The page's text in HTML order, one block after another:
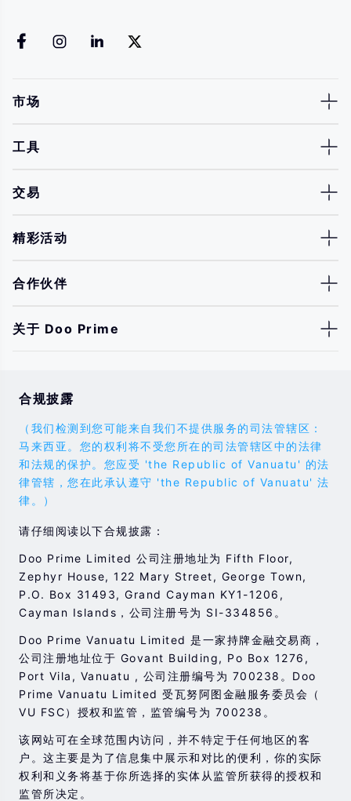
市场
工具
交易
精彩活动
合作伙伴
关于 Doo Prime
合规披露
（我们检测到您可能来自我们不提供服务的司法管辖区：
马来西亚。您的权利将不受您所在的司法管辖区中的法律
和法规的保护。您应受 'the Republic of Vanuatu' 的法
律管辖，您在此承认遵守 'the Republic of Vanuatu' 法
律。）
请仔细阅读以下合规披露：
Doo Prime Limited 公司注册地址为 Fifth Floor,
Zephyr House, 122 Mary Street, George Town,
P.O. Box 31493, Grand Cayman KY1-1206,
Cayman Islands，公司注册号为 SI-334856。
Doo Prime Vanuatu Limited 是一家持牌金融交易商，
公司注册地址位于 Govant Building, Po Box 1276,
Port Vila, Vanuatu , 公司注册编号为 700238。Doo
Prime Vanuatu Limited 受瓦努阿图金融服务委员会（
VU FSC）授权和监管，监管编号为 700238。
该网站可在全球范围内访问，并不特定于任何地区的客
户。这主要是为了信息集中展示和对比的便利，你的实际
权利和义务将基于你所选择的实体从监管所获得的授权和
监管所决定。